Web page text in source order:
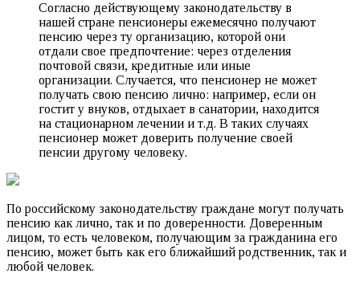
Согласно действующему законодательству в
нашей стране пенсионеры ежемесячно получают
пенсию через ту организацию, которой они
отдали свое предпочтение: через отделения
почтовой связи, кредитные или иные
организации. Случается, что пенсионер не может
получать свою пенсию лично: например, если он
гостит у внуков, отдыхает в санатории, находится
на стационарном лечении и т.д. В таких случаях
пенсионер может доверить получение своей
пенсии другому человеку.
По российскому законодательству граждане могут получать
пенсию как лично, так и по доверенности. Доверенным
лицом, то есть человеком, получающим за гражданина его
пенсию, может быть как его ближайший родственник, так и
любой человек.